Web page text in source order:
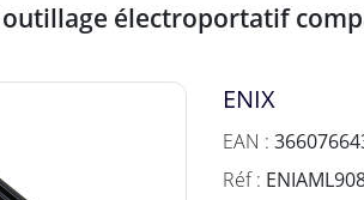
électroportatif
ENIX
EAN :
Réf :